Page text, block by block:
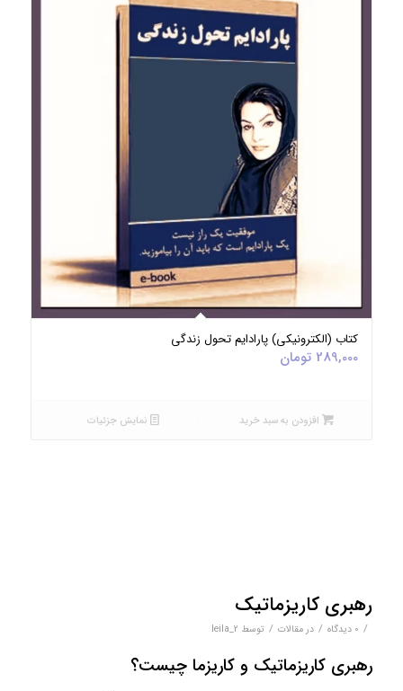
کتاب (الکترونیکی) پارادایم تحول زندگی
289,000 تومان
افزودن به سبد خرید نمایش جزئیات
رهبری کاریزماتیک
/ 0 دیدگاه‌ / در مقالات / توسط leila_2
رهبری کاریزماتیک و کاریزما چیست؟